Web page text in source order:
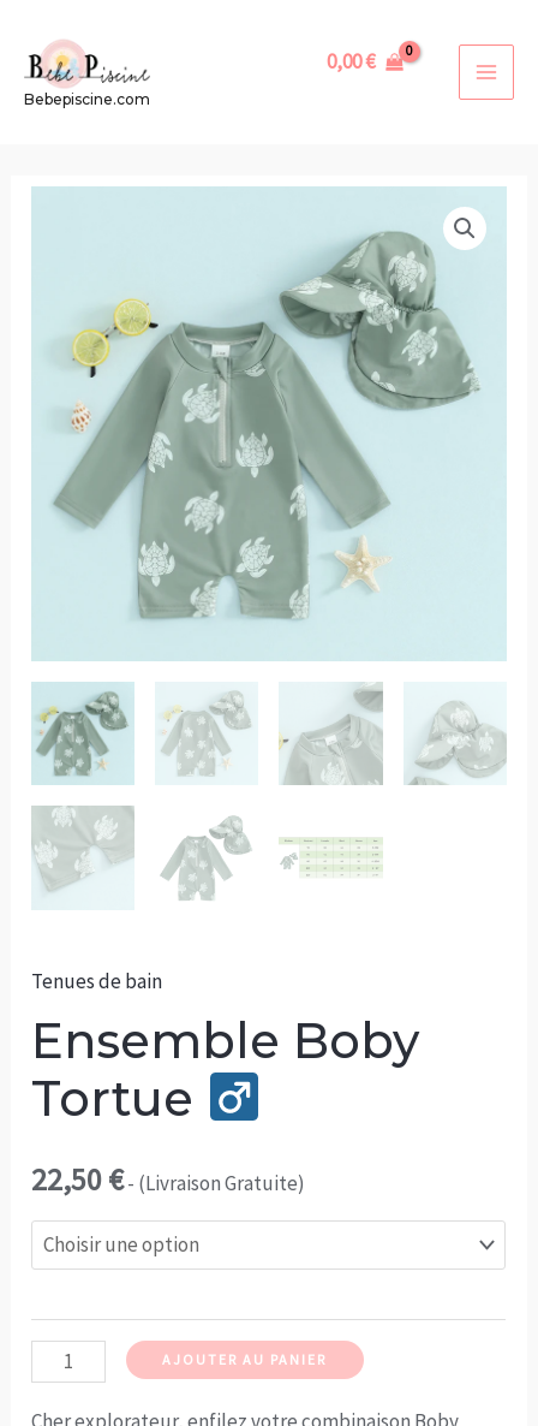
contenu
Bebepiscine.com
0,00€
Tenues de bain
Ensemble Boby
Tortue
22,50€- (Livraison Gratuite)
quantité
AJOUTER AU PANIER